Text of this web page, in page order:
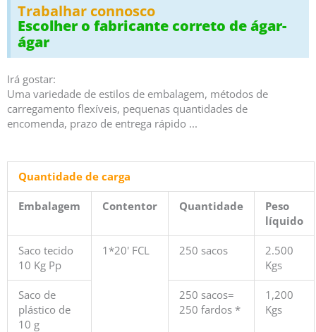
Trabalhar connosco
Escolher o fabricante correto de ágar-
ágar
Irá gostar:
Uma variedade de estilos de embalagem, métodos de
carregamento flexíveis, pequenas quantidades de
encomenda, prazo de entrega rápido ...
Quantidade de carga
Embalagem Contentor Quantidade
Peso
líquido
Saco tecido
10 Kg Pp
1*20' FCL 250 sacos
2.500
Kgs
Saco de
plástico de
10 g
250 sacos=
250 fardos *
1,200
Kgs